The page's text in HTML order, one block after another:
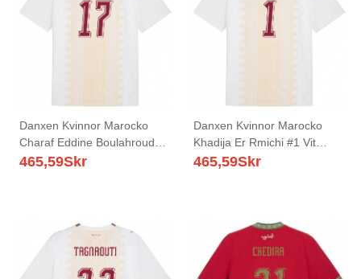
Danxen Kvinnor Marocko
Charaf Eddine Boulahroud
#17 Vit Guld Röd Bortatröja
465,59Skr
Danxen Kvinnor Marocko
Khadija Er Rmichi #1 Vit
Guld Röd Bortatröja
465,59Skr